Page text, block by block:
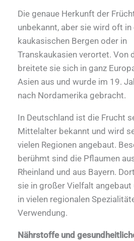
Die genaue Herkunft der
unbekannt, aber sie wird oft in
kaukasischen Bergen oder in
Transkaukasien verortet. Von
breitete sie sich in ganz
Asien aus und wurde im 19.
nach Nordamerika gebracht.
In Deutschland ist die Frucht
Mittelalter bekannt und wird
vielen Regionen angebaut.
berühmt sind die Pflaumen
Rheinland und aus Bayern.
sie in großer Vielfalt angebaut
in vielen regionalen
Verwendung.
Nährstoffe und